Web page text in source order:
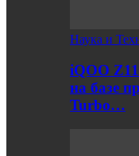
Наука и
iQOO
на базе
Turbo…